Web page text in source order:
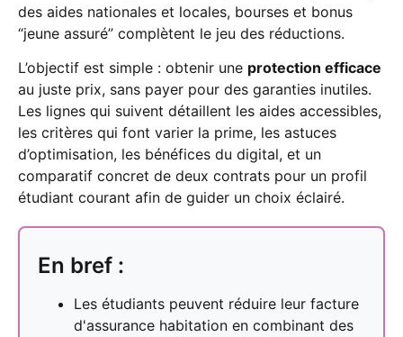
des aides nationales et locales, bourses et bonus
“jeune assuré” complètent le jeu des réductions.
L’objectif est simple : obtenir une protection efficace
au juste prix, sans payer pour des garanties inutiles.
Les lignes qui suivent détaillent les aides accessibles,
les critères qui font varier la prime, les astuces
d’optimisation, les bénéfices du digital, et un
comparatif concret de deux contrats pour un profil
étudiant courant afin de guider un choix éclairé.
En bref :
Les étudiants peuvent réduire leur facture
d'assurance habitation en combinant des